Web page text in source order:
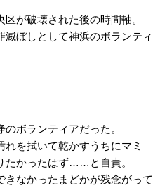
が破壊された後の時間軸。
ぼしとして神浜のボランティ
ボランティアだった。
を拭いて乾かすうちにマミ
たかったはず……と自責。
なかったまどかが残念がって